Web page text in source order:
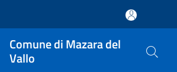
Comune di Mazara del
Vallo